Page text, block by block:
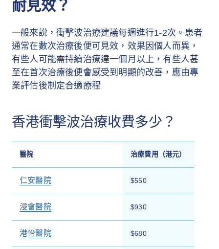
耐見效？
一般來說，衝擊波治療建議每週進行1-2次。患者
通常在數次治療後便可見效，效果因個人而異，
有些人可能需持續治療達一個月以上，有些人甚
至在首次治療後便會感受到明顯的改善，應由專
業評估後制定合適療程
香港衝擊波治療收費多少？
醫院 治療費用（港元）
仁安醫院 $550
浸會醫院 $930
港怡醫院 $680